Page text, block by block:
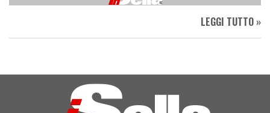
LEGGI TUTTO »